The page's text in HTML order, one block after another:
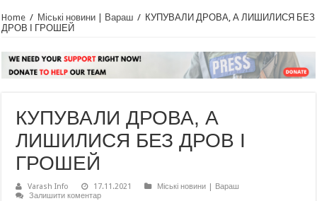
Home / Міські новини | Вараш / КУПУВАЛИ ДРОВА, А ЛИШИЛИСЯ БЕЗ
ДРОВ І ГРОШЕЙ
КУПУВАЛИ ДРОВА, А
ЛИШИЛИСЯ БЕЗ ДРОВ І
ГРОШЕЙ
Varash Info 17.11.2021
Міські новини | Вараш
Залишити коментар